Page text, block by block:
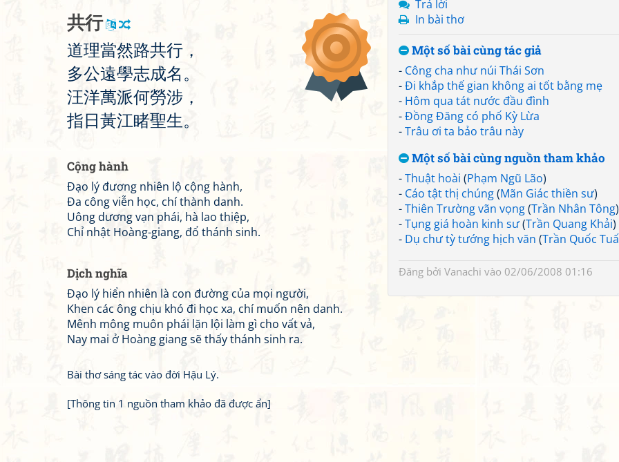
Trả lời
In bài thơ
Một số bài cùng tác giả
- Công cha như núi Thái Sơn
-Đi khắp thế gian không ai tốt bằng mẹ
- Hôm qua tát nước đầu đình
-Đồng Đăng có phố Kỳ Lừa
-Trâu ơi ta bảo trâu này
Một số bài cùng nguồn tham khảo
-Thuật hoài (Phạm Ngũ Lão)
- Cáo tật thị chúng(Mãn Giác thiền sư)
-Thiên Trường vãn vọng(Trần Nhân Tông)
-Tụng giá hoàn kinh sư(Trần Quang Khải)
- Dụ chư tỳ tướng hịch văn (Trần Quốc
Đăng bởi Vanachi vào 02/06/2008 01:16
共行
道理當然路共行 ，
多公遠學志成名 。
汪洋萬派何勞涉 ，
指 日 黃江睹聖生。
Cộng hành
Đạo lý đương nhiên lộ cộng hành,
Đa công viễn học, chí thành danh.
Uông dương vạn phái, hà lao thiệp,
Chỉ nhật Hoàng-giang, đổ thánh sinh.
Dịch nghĩa
Đạo lý hiển nhiên là con đường của mọi người,
Khen các ông chịu khó đi học xa, chí muốn nên danh.
Mênh mông muôn phái lặn lội làm gì cho vất vả,
Nay mai ở Hoàng giang sẽ thấy thánh sinh ra.
Bài thơ sáng tác vào đời Hậu Lý.
[Thông tin 1 nguồn tham khảo đã được ẩn]